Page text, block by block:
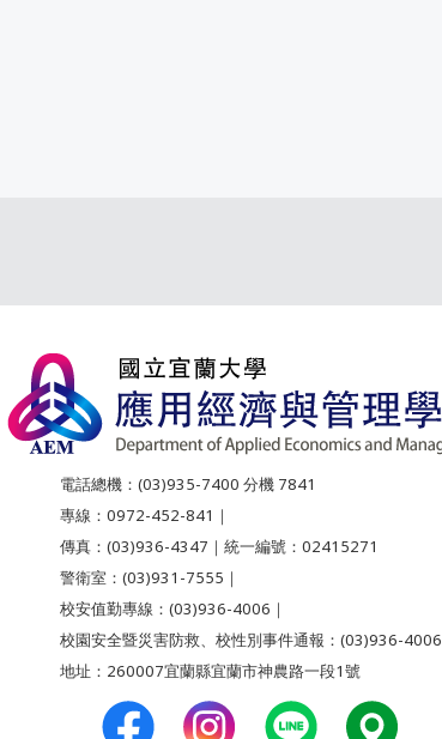
電話總機：(03)935-7400 分機 7841
專線：0972-452-841｜
傳真：(03)936-4347｜統一編號：02415271
警衛室：(03)931-7555｜
校安值勤專線：(03)936-4006｜
校園安全暨災害防救、校性別事件通報：(03)936-4006
地址：260007宜蘭縣宜蘭市神農路一段1號